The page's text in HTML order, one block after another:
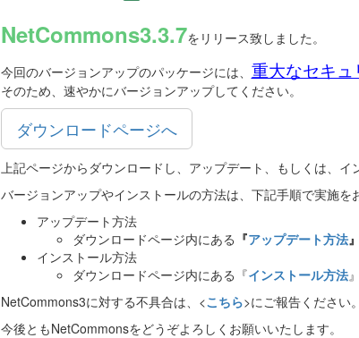
NetCommons3.3.7をリリース致しました。
今回のバージョンアップのパッケージには、 重大なセキ
そのため、速やかにバージョンアップしてください。
ダウンロードページへ
上記ページからダウンロードし、アップデート、もしくは、イ
バージョンアップやインストールの方法は、下記手順で実施を
アップデート方法
ダウンロードページ内にある 『アップデート方法』
インストール方法
ダウンロードページ内にある『インストール方法
NetCommons3に対する不具合は、<こちら>にご報告ください。
今後ともNetCommonsをどうぞよろしくお願いいたします。